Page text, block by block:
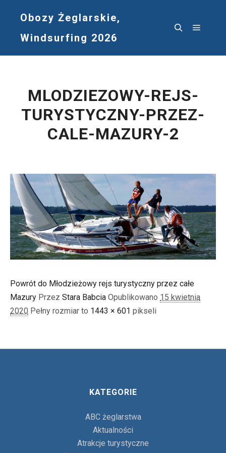
Obozy Żeglarskie,
Windsurfing 2026
MLODZIEZOWY-REJS-
TURYSTYCZNY-PRZEZ-
CALE-MAZURY-2
Powrót do Młodzieżowy rejs turystyczny przez całe
Mazury Przez Stara Babcia Opublikowano 15 kwietnia
2020 Pełny rozmiar to 1443 × 601 pikseli
KATEGORIE
ABC żeglarstwa
Aktualności
Atrakcje turystyczne